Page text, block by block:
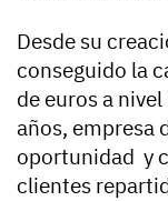
Desde su
conseguido la
de euros a
años, empresa
oportunidad y
clientes